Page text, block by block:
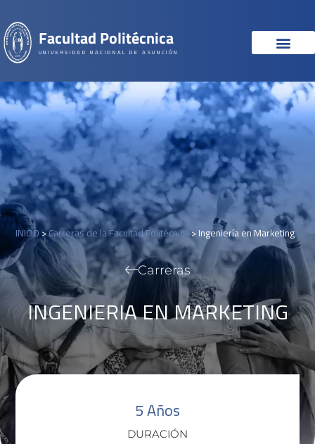
Facultad Politécnica
UNIVERSIDAD NACIONAL DE ASUNCIÓN
INICIO >Carreras de la Facultad Politécnica> Ingeniería en Marketing
Carreras
INGENIERIA EN MARKETING
5 Años
DURACIÓN